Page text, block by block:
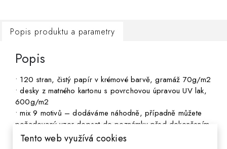
Popis produktu a parametry
Popis
• 120 stran, čistý papír v krémové barvě, gramáž 70g/m2
• desky z matného kartonu s povrchovou úpravou UV lak,
600g/m2
• mix 9 motivů – dodáváme náhodně, případně můžete
požadovaný vzor dopsat do poznámky před dokončením
objednávky a pokud bude dostupný, vyhovíme.
Tento web využívá cookies